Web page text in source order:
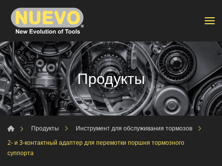
Продукты
Продукты
Инструмент для обслуживания тормозов
2- и 3-контактный адаптер для перемотки поршня тормозного
суппорта